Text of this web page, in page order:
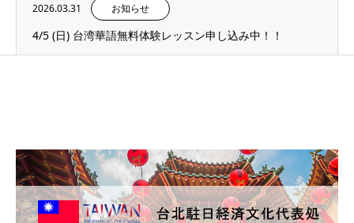
2026.03.31 お知らせ
4/5 (日) 台湾華語無料体験レッスン申し込み中！！